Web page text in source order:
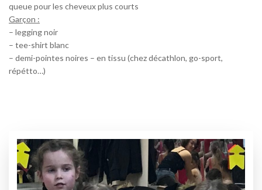
queue pour les cheveux plus courts
Garçon :
– legging noir
– tee-shirt blanc
– demi-pointes noires – en tissu (chez décathlon, go-sport,
répétto…)